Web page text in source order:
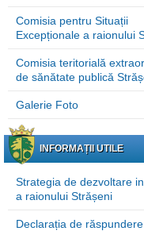
Comisia pentru Situații
Excepționale a raionului
Comisia teritorială
de sănătate publică
Galerie Foto
INFORMAȚII UTILE
Strategia de dezvoltare
a raionului Strășeni
Declarația de răspundere